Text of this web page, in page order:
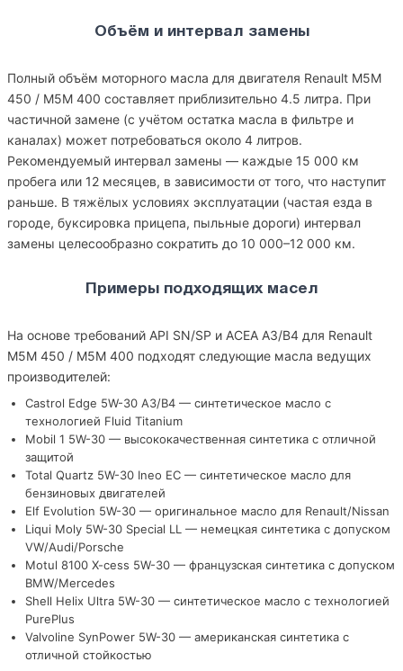
Объём и интервал замены
Полный объём моторного масла для двигателя Renault M5M
450 / M5M 400 составляет приблизительно 4.5 литра. При
частичной замене (с учётом остатка масла в фильтре и
каналах) может потребоваться около 4 литров.
Рекомендуемый интервал замены — каждые 15 000 км
пробега или 12 месяцев, в зависимости от того, что наступит
раньше. В тяжёлых условиях эксплуатации (частая езда в
городе, буксировка прицепа, пыльные дороги) интервал
замены целесообразно сократить до 10 000–12 000 км.
Примеры подходящих масел
На основе требований API SN/SP и ACEA A3/B4 для Renault
M5M 450 / M5M 400 подходят следующие масла ведущих
производителей:
Castrol Edge 5W-30 A3/B4 — синтетическое масло с
технологией Fluid Titanium
Mobil 1 5W-30 — высококачественная синтетика с отличной
защитой
Total Quartz 5W-30 Ineo EC — синтетическое масло для
бензиновых двигателей
Elf Evolution 5W-30 — оригинальное масло для Renault/Nissan
Liqui Moly 5W-30 Special LL — немецкая синтетика с допуском
VW/Audi/Porsche
Motul 8100 X-cess 5W-30 — французская синтетика с допуском
BMW/Mercedes
Shell Helix Ultra 5W-30 — синтетическое масло с технологией
PurePlus
Valvoline SynPower 5W-30 — американская синтетика с
отличной стойкостью